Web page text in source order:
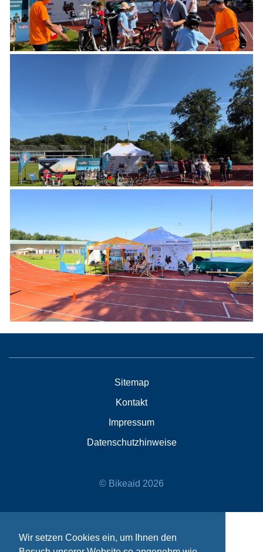
Wir setzen Cookies ein, um Ihnen den
Sitemap
Kontakt
Impressum
Datenschutzhinweise
© Bikeaid 2026